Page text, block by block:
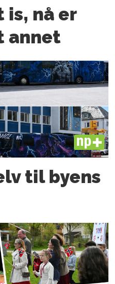
is, nå er
annet
PLUS
til byens